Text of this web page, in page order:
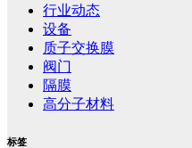
行业动态
设备
质子交换膜
阀门
隔膜
高分子材料
标签